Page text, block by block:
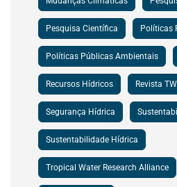
Pesquisa Científica Políticas
Políticas Públicas Ambientais
Recursos Hídricos Revista
Segurança Hídrica
Sustentabilidade Hídrica
Tropical Water Research Alliance